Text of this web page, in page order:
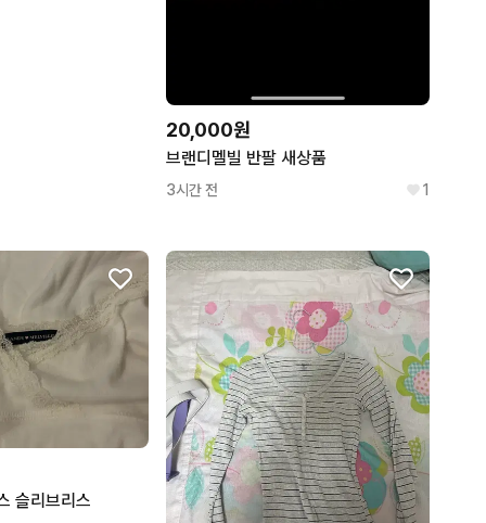
POLO RALPH LAUREN
베이프
BAPE
MATIN KIM
빔즈
베네통
UNITED COLORS OF
20,000원
브랜디멜빌 반팔 새상품
3시간 전 1
슬리브리스